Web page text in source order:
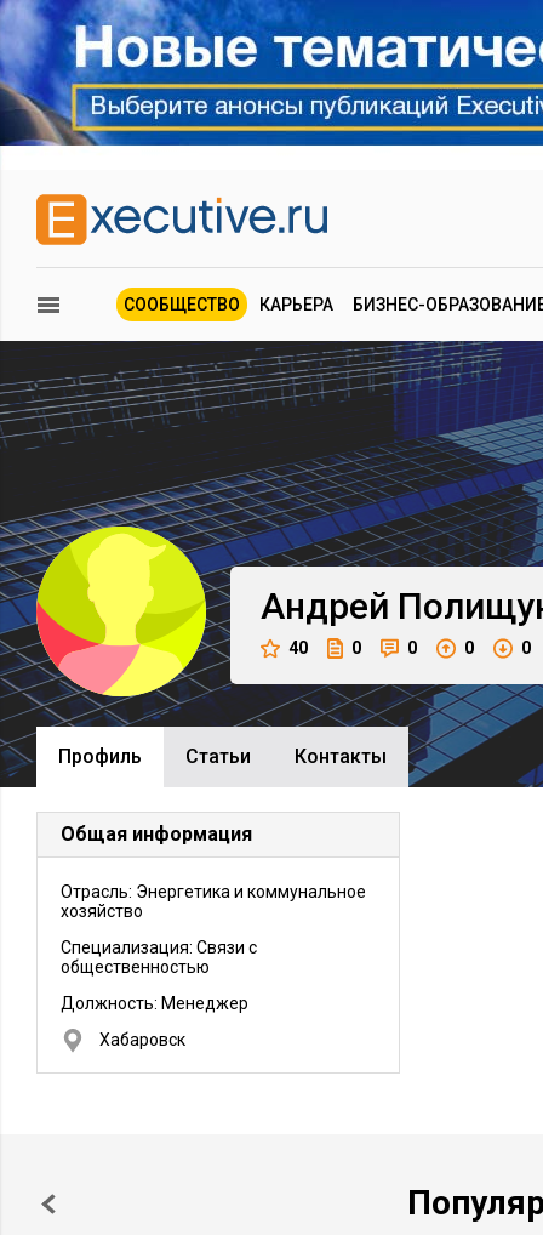
СООБЩЕСТВО КАРЬЕРА БИЗНЕС-
Андрей
40 0 0 0 0
Профиль Cтатьи Контакты
Общая информация
Отрасль: Энергетика и коммунальное
хозяйство
Специализация: Связи с
общественностью
Должность: Менеджер
Хабаровск